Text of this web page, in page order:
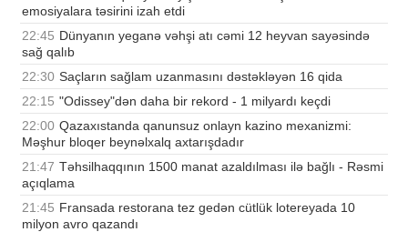
emosiyalara təsirini izah etdi
22:45 Dünyanın yeganə vəhşi atı cəmi 12 heyvan sayəsində
sağ qalıb
22:30 Saçların sağlam uzanmasını dəstəkləyən 16 qida
22:15 "Odissey"dən daha bir rekord - 1 milyardı keçdi
22:00 Qazaxıstanda qanunsuz onlayn kazino mexanizmi:
Məşhur bloqer beynəlxalq axtarışdadır
21:47 Təhsilhaqqının 1500 manat azaldılması ilə bağlı - Rəsmi
açıqlama
21:45 Fransada restorana tez gedən cütlük lotereyada 10
milyon avro qazandı